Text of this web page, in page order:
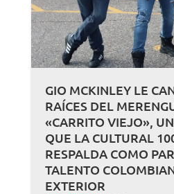
GIO MCKINLEY LE
RAÍCES DEL
«CARRITO VIEJO»,
QUE LA CULTURAL
RESPALDA COMO
TALENTO
EXTERIOR